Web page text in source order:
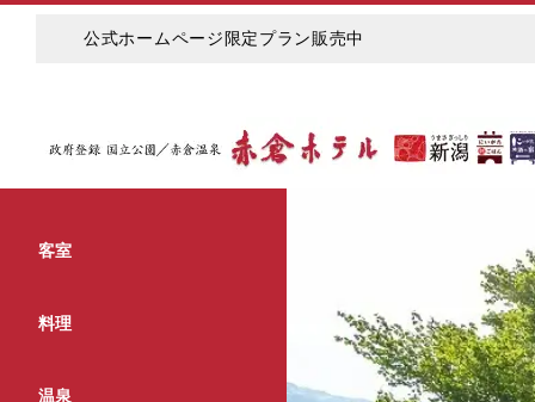
公式ホームページ限定プラン販売中
客室
料理
温泉